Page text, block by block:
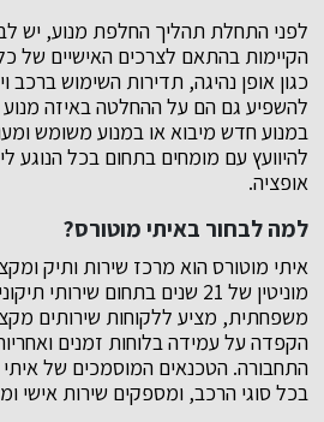
לפני התחלת תהליך החלפת מנוע, יש
הקיימות בהתאם לצרכים האישיים של
כגון אופן נהיגה, תדירות השימוש ברכב
להשפיע גם הם על ההחלטה באיזה מנוע
במנוע חדש מיבוא או במנוע משומש
להיוועץ עם מומחים בתחום בכל הנוגע
אופציה.
למה לבחור באיתי מוטורס?
איתי מוטורס הוא מרכז שירות ותיק
מוניטין של 21 שנים בתחום
משפחתית, מציע ללקוחות שירותים
הקפדה על עמידה בלוחות זמנים
התחבורה. הטכנאים המוסמכים של
בכל סוגי הרכב, ומספקים שירות אישי